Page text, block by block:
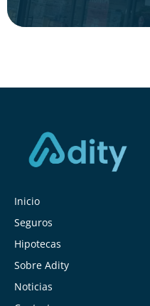
Inicio
Seguros
Hipotecas
Sobre Adity
Noticias